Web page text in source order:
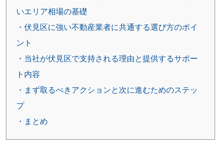
いエリア相場の基礎
・伏見区に強い不動産業者に共通する選び方のポイ
ント
・当社が伏見区で支持される理由と提供するサポー
ト内容
・まず取るべきアクションと次に進むためのステッ
プ
・まとめ